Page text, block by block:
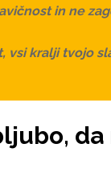
in ne
vsi kralji tvojo